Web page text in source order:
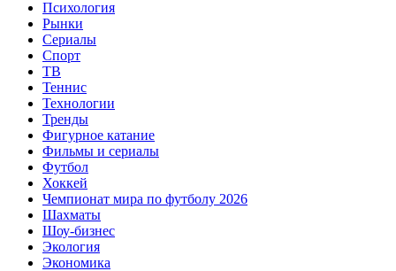
Психология
Рынки
Сериалы
Спорт
ТВ
Теннис
Технологии
Тренды
Фигурное катание
Фильмы и сериалы
Футбол
Хоккей
Чемпионат мира по футболу 2026
Шахматы
Шоу-бизнес
Экология
Экономика